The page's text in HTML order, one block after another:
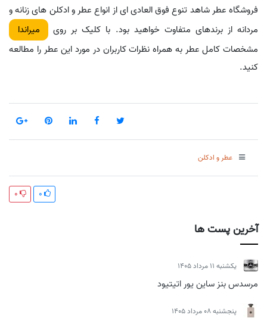
آخرین پست ها
يكشنبه 11 مرداد 1405
مرسدس بنز ساین یور اتیتیود
پنجشنبه 08 مرداد 1405
فروشگاه عطر شاهد تنوع فوق العادی ای از انواع عطر و ادکلن های زنانه و
مردانه از برندهای متفاوت خواهید بود. با کلیک بر روی
میراندا
مشخصات کامل عطر به همراه نظرات کاربران در مورد این عطر را مطالعه
کنید.
عطر و ادکلن